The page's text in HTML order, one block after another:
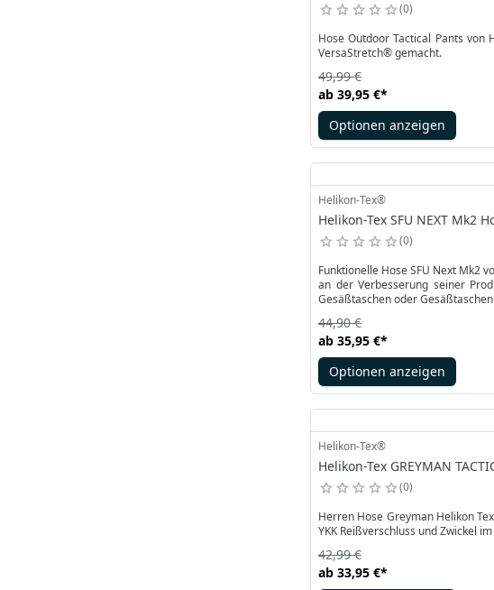
0
Hose Outdoor Tactical Pants
VersaStretch® gemacht.
ab 39,95 €*
49,99 €
Optionen anzeigen
Helikon-Tex®
Helikon-Tex SFU NEXT Mk2
0
Funktionelle Hose SFU Next Mk2
an der Verbesserung seiner
Gesäßtaschen oder
ab 35,95 €*
44,90 €
Optionen anzeigen
Helikon-Tex®
Helikon-Tex GREYMAN
0
Herren Hose Greyman Helikon
YKK Reißverschluss und Zwickel
ab 33,95 €*
42,99 €